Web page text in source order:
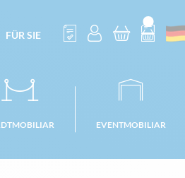
FÜR SIE
EVENTMOBILIAR